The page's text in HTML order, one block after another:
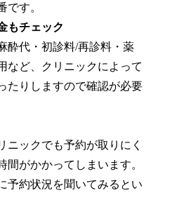
です。
もチェック
酔代・初診料/再診料・薬
など、クリニックによって
たりしますので確認が必要
ニックでも予約が取りにく
間がかかってしまいます。
予約状況を聞いてみるとい